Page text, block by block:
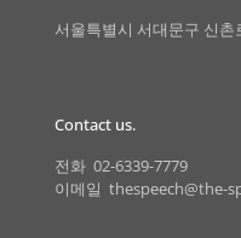
서울특별시 서대문구 신촌
Contact us.
전화 02-6339-7779
이메일 thespeech@the-